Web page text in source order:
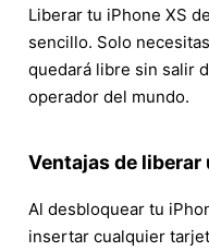
Liberar tu iPhone XS
sencillo. Solo
quedará libre sin salir
operador del mundo.
Ventajas de liberar
Al desbloquear tu
insertar cualquier